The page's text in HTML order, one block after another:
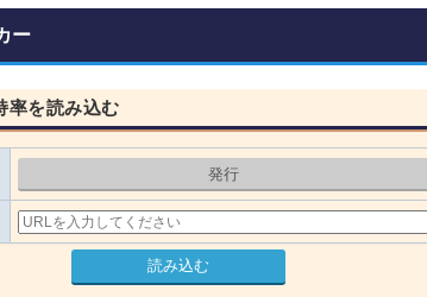
ー
率を読み込む
発行
読み込む